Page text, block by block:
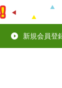
新規会員登